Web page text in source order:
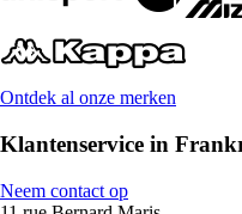
Ontdek al onze merken
Klantenservice in
Neem contact op